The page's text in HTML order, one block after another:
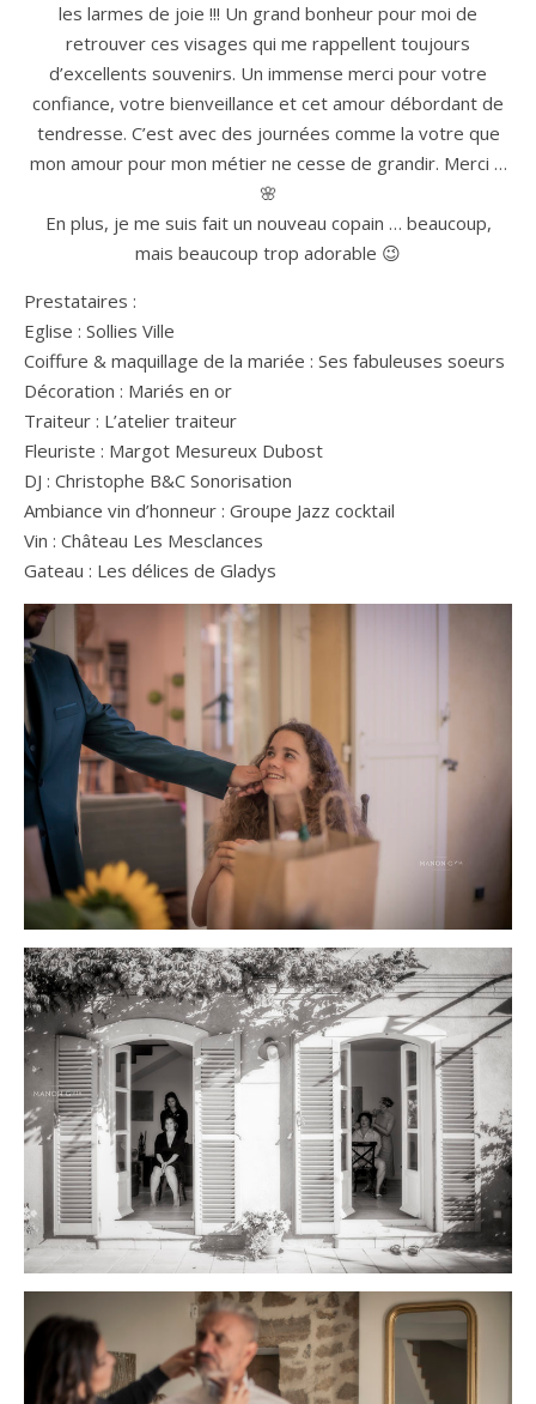
les larmes de joie !!! Un grand bonheur pour moi de
retrouver ces visages qui me rappellent toujours
d’excellents souvenirs. Un immense merci pour votre
confiance, votre bienveillance et cet amour débordant de
tendresse. C’est avec des journées comme la votre que
mon amour pour mon métier ne cesse de grandir. Merci …
🌸
En plus, je me suis fait un nouveau copain … beaucoup,
mais beaucoup trop adorable 😉
Prestataires :
Eglise : Sollies Ville
Coiffure & maquillage de la mariée : Ses fabuleuses soeurs
Décoration : Mariés en or
Traiteur : L’atelier traiteur
Fleuriste : Margot Mesureux Dubost
DJ : Christophe B&C Sonorisation
Ambiance vin d’honneur : Groupe Jazz cocktail
Vin : Château Les Mesclances
Gateau : Les délices de Gladys